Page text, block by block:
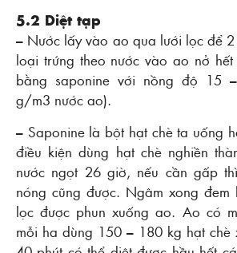
5.2 Diệt tạp
– Nước lấy vào ao qua lưới lọc để
loại trứng theo nước vào ao nở
bằng saponine với nồng độ 15
g/m3 nước ao).
– Saponine là bột hạt chè ta uống
điều kiện dùng hạt chè nghiền
nước ngọt 26 giờ, nếu cần gấp
nóng cũng được. Ngâm xong
lọc được phun xuống ao. Ao có
mỗi ha dùng 150 – 180 kg hạt chè